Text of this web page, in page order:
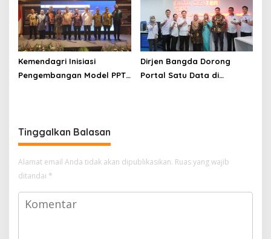
Kemendagri Inisiasi
Pengembangan Model PPT-
Dirjen Bangda Dorong
Portal Satu Data di
Tinggalkan Balasan
Alamat email Anda tidak akan dipublikasikan. Ruas yang wajib
ditandai *